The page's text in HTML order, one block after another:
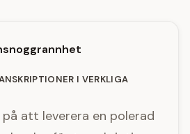
I VERKLIGA
att leverera en polerad